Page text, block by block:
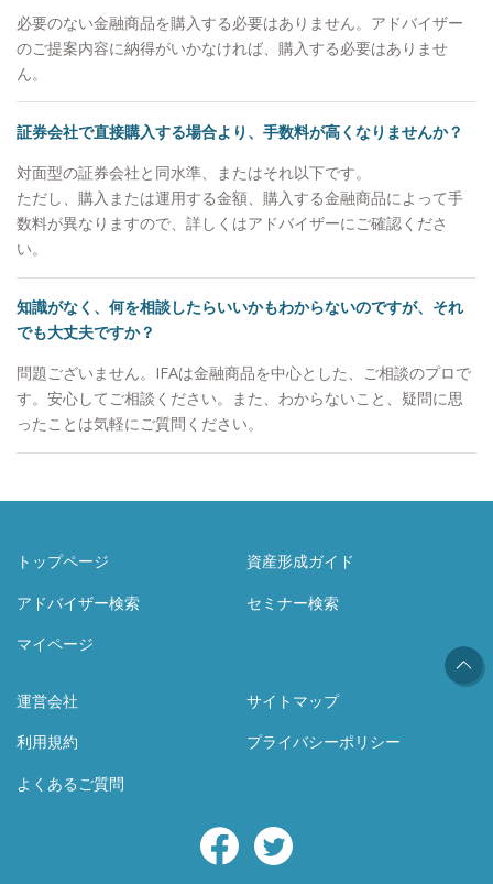
必要のない金融商品を購入する必要はありません。アドバイザー
のご提案内容に納得がいかなければ、購入する必要はありませ
ん。
証券会社で直接購入する場合より、手数料が高くなりませんか？
対面型の証券会社と同水準、またはそれ以下です。
ただし、購入または運用する金額、購入する金融商品によって手
数料が異なりますので、詳しくはアドバイザーにご確認くださ
い。
知識がなく、何を相談したらいいかもわからないのですが、それ
でも大丈夫ですか？
問題ございません。IFAは金融商品を中心とした、ご相談のプロで
す。安心してご相談ください。また、わからないこと、疑問に思
ったことは気軽にご質問ください。
トップページ
資産形成ガイド
アドバイザー検索
セミナー検索
マイページ
運営会社
サイトマップ
利用規約
プライバシーポリシー
よくあるご質問
Facebook